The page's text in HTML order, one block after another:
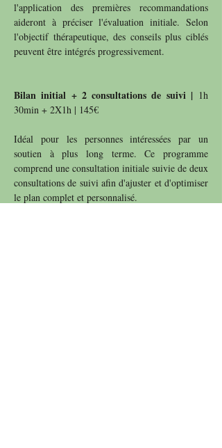
l'application des premières recommandations
aideront à préciser l'évaluation initiale. Selon
l'objectif thérapeutique, des conseils plus ciblés
peuvent être intégrés progressivement.
Bilan initial + 2 consultations de suivi | 1h
30min + 2X1h | 145€
Idéal pour les personnes intéressées par un
soutien à plus long terme. Ce programme
comprend une consultation initiale suivie de deux
consultations de suivi afin d'ajuster et d'optimiser
le plan complet et personnalisé.